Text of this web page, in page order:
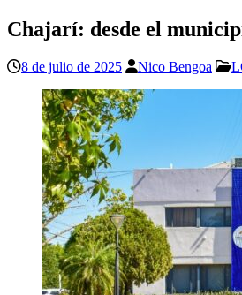
Chajarí: desde el
8 de julio de 2025 Nico Bengoa